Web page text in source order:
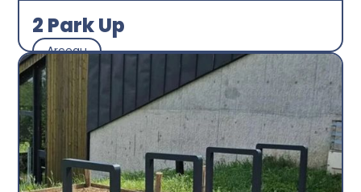
2 Park Up
Arceau
Abri plus
Découvrir